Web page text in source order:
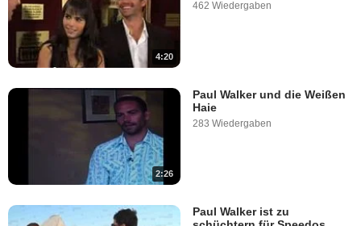
4:20
462 Wiedergaben
2:26
Paul Walker und die Weißen
Haie
283 Wiedergaben
Paul Walker ist zu